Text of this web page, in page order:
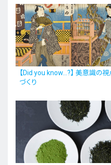
【Did you know…?】 美意識の
づくり